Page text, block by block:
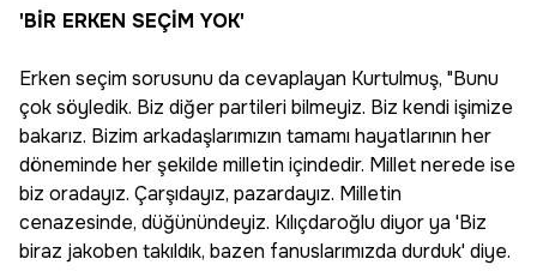
'BİR ERKEN SEÇİM YOK'
Erken seçim sorusunu da cevaplayan Kurtulmuş, "Bunu
çok söyledik. Biz diğer partileri bilmeyiz. Biz kendi işimize
bakarız. Bizim arkadaşlarımızın tamamı hayatlarının her
döneminde her şekilde milletin içindedir. Millet nerede ise
biz oradayız. Çarşıdayız, pazardayız. Milletin
cenazesinde, düğünündeyiz. Kılıçdaroğlu diyor ya 'Biz
biraz jakoben takıldık, bazen fanuslarımızda durduk' diye.